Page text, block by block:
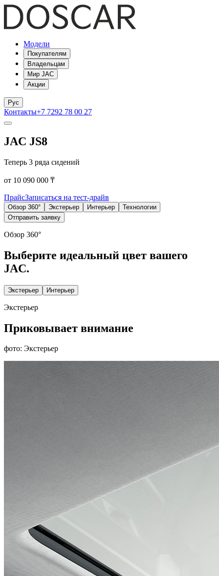
Модели
Покупателям
Владельцам
Мир JAC
Акции
Рус
Контакты+7 7292 78 00 27
JAC JS8
Теперь 3 ряда сидений
от 10 090 000 ₸
ПрайсЗаписаться на тест-драйв
Обзор 360° Экстерьер Интерьер
Технологии
Отправить заявку
Обзор 360°
Выберите идеальный цвет вашего
JAC.
Экстерьер Интерьер
Экстерьер
Приковывает внимание
фото: Экстерьер